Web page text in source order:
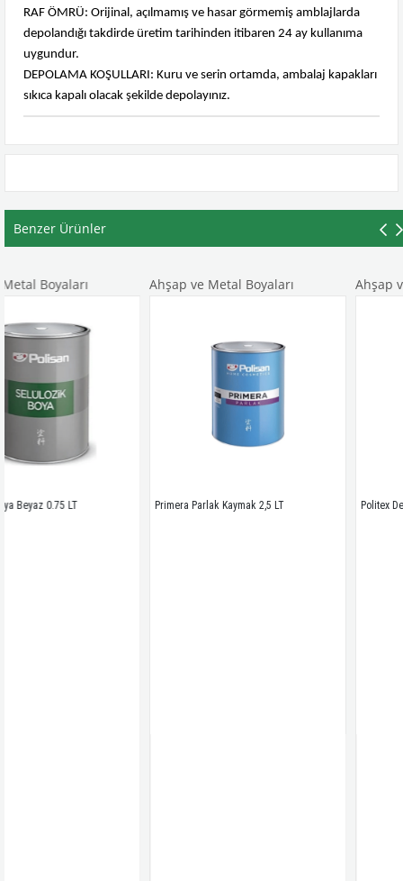
RAF ÖMRÜ: Orijinal, açılmamış ve hasar görmemiş amblajlarda
depolandığı takdirde üretim tarihinden itibaren 24 ay kullanıma
uygundur.
DEPOLAMA KOŞULLARI: Kuru ve serin ortamda, ambalaj kapakları
sıkıca kapalı olacak şekilde depolayınız.
Benzer Ürünler
Ahşap ve Metal Boyaları
Primera Parlak Kaymak 2,5 LT
Ahşap ve Metal
Politex Dekoratif Mat Meşe